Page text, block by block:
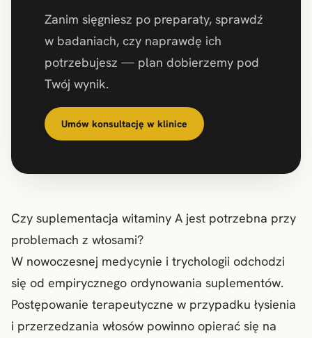
Zanim sięgniesz po preparaty, sprawdź
w badaniach, czy naprawdę ich
potrzebujesz — plan dobierzemy pod
Twój wynik.
Umów konsultację w klinice
Czy suplementacja witaminy A jest potrzebna przy
problemach z włosami?
W nowoczesnej medycynie i trychologii odchodzi
się od empirycznego ordynowania suplementów.
Postępowanie terapeutyczne w przypadku łysienia
i przerzedzania włosów powinno opierać się na